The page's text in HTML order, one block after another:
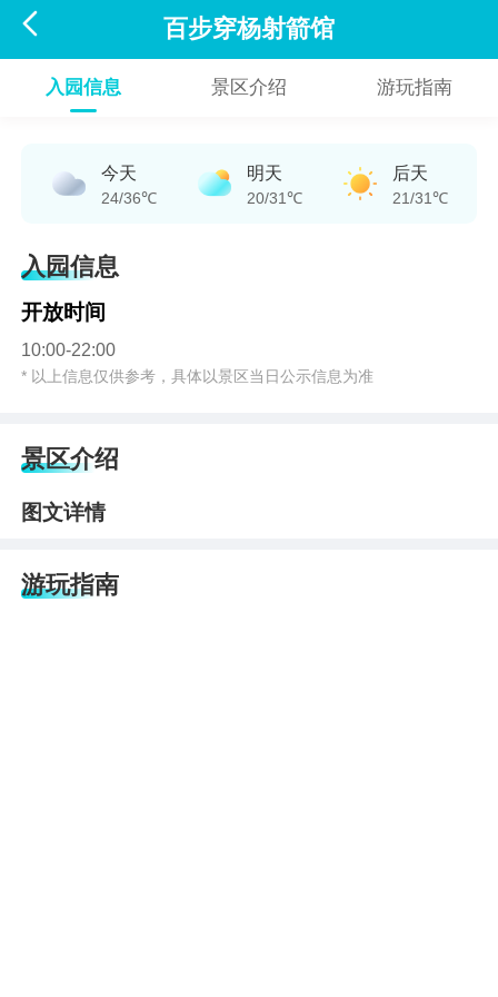
 百步穿杨射箭馆
入园信息 景区介绍 游玩指南
今天
24/36℃
明天
20/31℃
后天
21/31℃
入园信息
开放时间
10:00-22:00
* 以上信息仅供参考，具体以景区当日公示信息为准
景区介绍
图文详情
游玩指南